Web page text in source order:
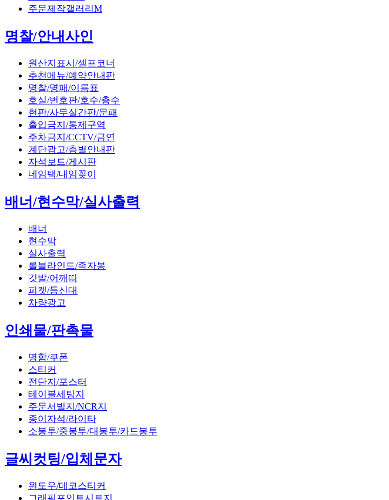
주문제작갤러리M
명찰/안내사인
원산지표시/셀프코너
추천메뉴/예약안내판
명찰/명패/이름표
호실/번호판/호수/층수
현판/사무실간판/문패
출입금지/통제구역
주차금지/CCTV/금연
계단광고/층별안내판
자석보드/게시판
네임택/내임꽂이
배너/현수막/실사출력
배너
현수막
실사출력
롤블라인드/족자봉
깃발/어깨띠
피켓/등신대
차량광고
인쇄물/판촉물
명함/쿠폰
스티커
전단지/포스터
테이블세팅지
주문서빌지/NCR지
종이자석/라이타
소봉투/중봉투/대봉투/카드봉투
글씨컷팅/입체문자
윈도우/데코스티커
그래픽포인트시트지